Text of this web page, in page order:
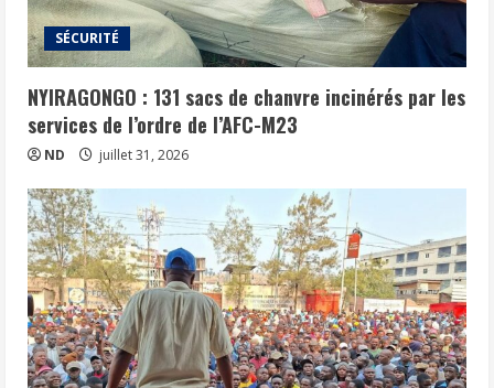
SÉCURITÉ
NYIRAGONGO : 131 sacs de chanvre incinérés par les
services de l’ordre de l’AFC-M23
ND juillet 31, 2026